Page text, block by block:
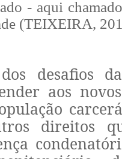
- aqui
(TEIXEIRA,
desafios
aos
direitos